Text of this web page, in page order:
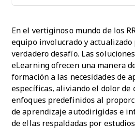
En el vertiginoso mundo de los
equipo involucrado y actualizado
verdadero desafío. Las
eLearning ofrecen una manera
formación a las necesidades de
específicas, aliviando el dolor de
enfoques predefinidos al
de aprendizaje autodirigidas e
de ellas respaldadas por estudios